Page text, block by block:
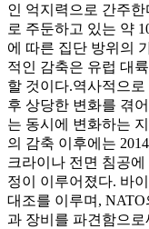
인 억지력으로 간주
로 주둔하고 있는 약
에 따른 집단 방위의
적인 감축은 유럽 대
할 것이다.역사적으로
후 상당한 변화를 겪
는 동시에 변화하는
의 감축 이후에는
크라이나 전면 침공
정이 이루어졌다. 바
대조를 이루며,
과 장비를 파견함으